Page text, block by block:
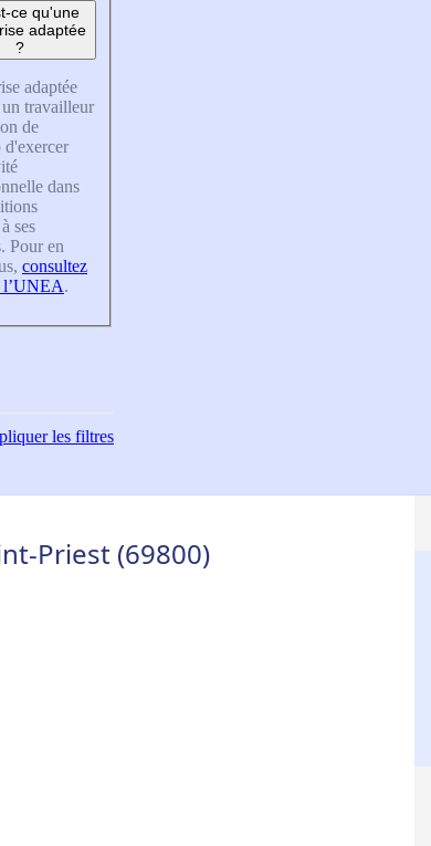
ce qu'une
adaptée
?
adaptée
travailleur
de
d'exercer
dans
ses
Pour en
consultez
l’UNEA.
les filtres
Priest (69800)